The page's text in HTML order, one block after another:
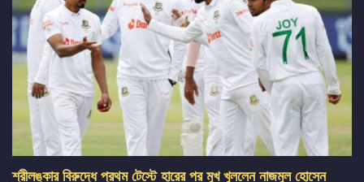
শ্রীলঙ্কার বিরুদ্ধে প্রথম টেস্টে হারের পর মুখ খুললেন নাজমুল হোসেন